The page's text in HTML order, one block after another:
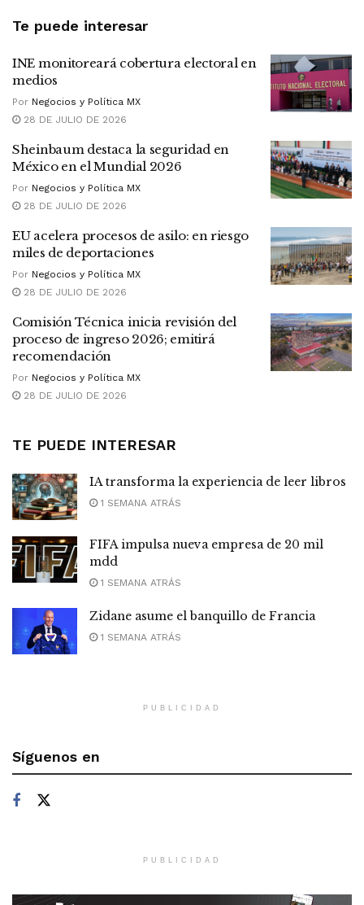
Te puede interesar
INE monitoreará cobertura electoral en
medios
Por Negocios y Política MX
28 DE JULIO DE 2026
Sheinbaum destaca la seguridad en
México en el Mundial 2026
Por Negocios y Política MX
28 DE JULIO DE 2026
EU acelera procesos de asilo: en riesgo
miles de deportaciones
Por Negocios y Política MX
28 DE JULIO DE 2026
Comisión Técnica inicia revisión del
proceso de ingreso 2026; emitirá
recomendación
Por Negocios y Política MX
28 DE JULIO DE 2026
TE PUEDE INTERESAR
IA transforma la experiencia de leer libros
1 SEMANA ATRÁS
FIFA impulsa nueva empresa de 20 mil
mdd
1 SEMANA ATRÁS
Zidane asume el banquillo de Francia
1 SEMANA ATRÁS
PUBLICIDAD
Síguenos en
PUBLICIDAD